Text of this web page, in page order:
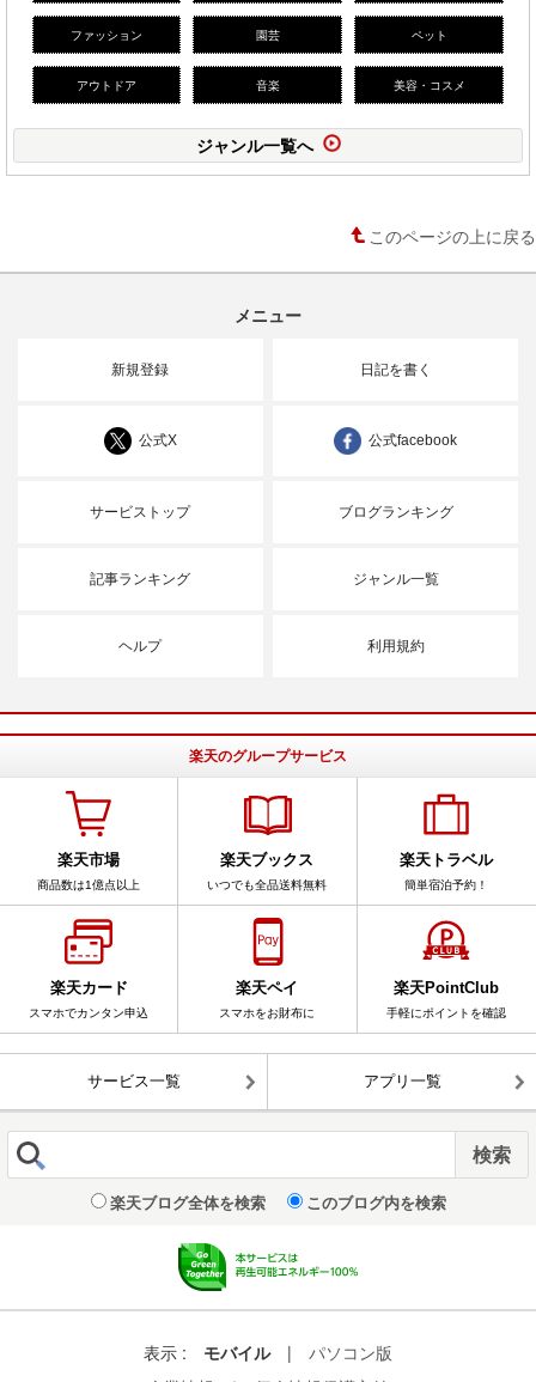
ファッション 園芸 ペット
アウトドア 音楽 美容・コスメ
ジャンル一覧へ
このページの上に戻る
メニュー
新規登録 日記を書く
公式X 公式facebook
サービストップ ブログランキング
記事ランキング ジャンル一覧
ヘルプ 利用規約
楽天のグループサービス
楽天市場
商品数は1億点以上
楽天ブックス
いつでも全品送料無料
楽天トラベル
簡単宿泊予約！
楽天カード
スマホでカンタン申込
楽天ペイ
スマホをお財布に
楽天PointClub
手軽にポイントを確認
サービス一覧 アプリ一覧
楽天ブログ全体を検索 このブログ内を検索
表示 : モバイル |
パソコン版